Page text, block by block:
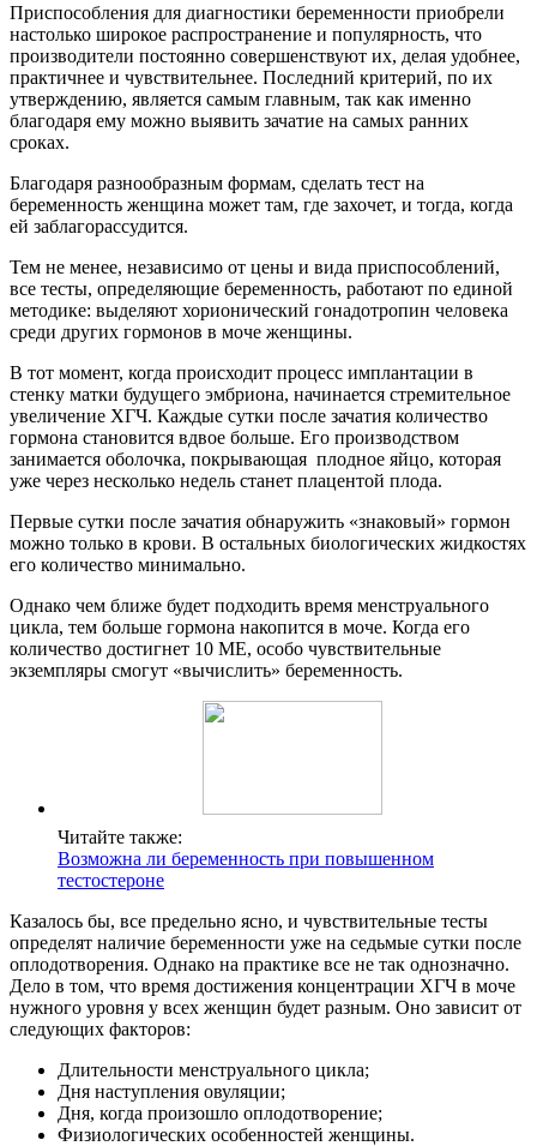
Приспособления для диагностики беременности приобрели
настолько широкое распространение и популярность, что
производители постоянно совершенствуют их, делая удобнее,
практичнее и чувствительнее. Последний критерий, по их
утверждению, является самым главным, так как именно
благодаря ему можно выявить зачатие на самых ранних
сроках.
Благодаря разнообразным формам, сделать тест на
беременность женщина может там, где захочет, и тогда, когда
ей заблагорассудится.
Тем не менее, независимо от цены и вида приспособлений,
все тесты, определяющие беременность, работают по единой
методике: выделяют хорионический гонадотропин человека
среди других гормонов в моче женщины.
В тот момент, когда происходит процесс имплантации в
стенку матки будущего эмбриона, начинается стремительное
увеличение ХГЧ. Каждые сутки после зачатия количество
гормона становится вдвое больше. Его производством
занимается оболочка, покрывающая плодное яйцо, которая
уже через несколько недель станет плацентой плода.
Первые сутки после зачатия обнаружить «знаковый» гормон
можно только в крови. В остальных биологических жидкостях
его количество минимально.
Однако чем ближе будет подходить время менструального
цикла, тем больше гормона накопится в моче. Когда его
количество достигнет 10 МЕ, особо чувствительные
экземпляры смогут «вычислить» беременность.
Читайте также:
Возможна ли беременность при повышенном
тестостероне
Казалось бы, все предельно ясно, и чувствительные тесты
определят наличие беременности уже на седьмые сутки после
оплодотворения. Однако на практике все не так однозначно.
Дело в том, что время достижения концентрации ХГЧ в моче
нужного уровня у всех женщин будет разным. Оно зависит от
следующих факторов:
Длительности менструального цикла;
Дня наступления овуляции;
Дня, когда произошло оплодотворение;
Физиологических особенностей женщины.